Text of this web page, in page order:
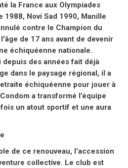
la France aux Olympiades
1988, Novi Sad 1990, Manille
contre le Champion du
de 17 ans avant de devenir
échiquéenne nationale.
des années fait déjà
dans le paysage régional, il a
échiquéenne pour jouer à
a transformé l’équipe
un atout sportif et une aura
de ce renouveau, l’accession
collective. Le club est